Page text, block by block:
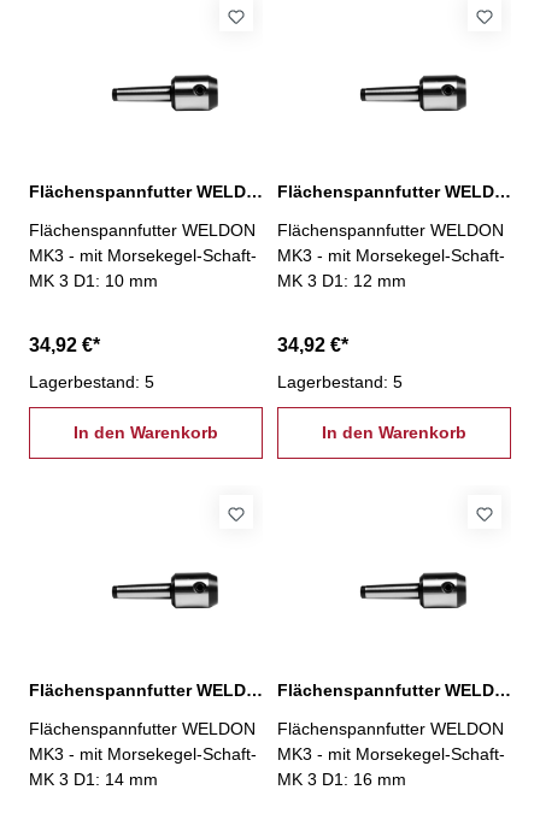
Flächenspannfutter WELDON, MK 3 / D: 10 mm
Flächenspannfutter WELDON
MK3 - mit Morsekegel-Schaft-
MK 3 D1: 10 mm
34,92 €*
Lagerbestand: 5
In den Warenkorb
Flächenspannfutter WELDON, MK 3 / D: 12 mm
Flächenspannfutter WELDON
MK3 - mit Morsekegel-Schaft-
MK 3 D1: 12 mm
34,92 €*
Lagerbestand: 5
In den Warenkorb
Flächenspannfutter WELDON, MK 3 / D: 14 mm
Flächenspannfutter WELDON
MK3 - mit Morsekegel-Schaft-
MK 3 D1: 14 mm
Flächenspannfutter WELDON, MK 3 / D: 16 mm
Flächenspannfutter WELDON
MK3 - mit Morsekegel-Schaft-
MK 3 D1: 16 mm